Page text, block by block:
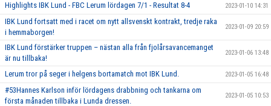
Highlights IBK Lund - FBC Lerum lördagen 7/1 - Resultat 8-4 2023-01-10 14:31
IBK Lund fortsatt med i racet om nytt allsvenskt kontrakt, tredje raka
i hemmaborgen!
2023-01-09 20:59
IBK Lund förstärker truppen – nästan alla från fjolårsavancemanget
är nu tillbaka!
2023-01-06 13:48
Lerum tror på seger i helgens bortamatch mot IBK Lund. 2023-01-05 16:48
#53Hannes Karlson inför lördagens drabbning och tankarna om
första månaden tillbaka i Lunda dressen.
2023-01-05 10:53